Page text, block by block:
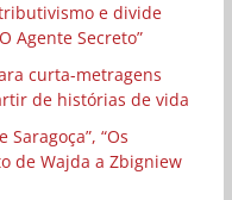
e divide
Agente Secreto”
curta-metragens
de histórias de vida
“Os
de Wajda a Zbigniew